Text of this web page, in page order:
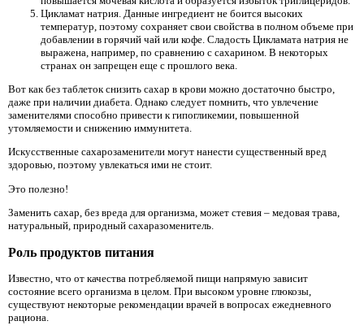
Цикламат натрия. Данные ингредиент не боится высоких
температур, поэтому сохраняет свои свойства в полном объеме при
добавлении в горячий чай или кофе. Сладость Цикламата натрия не
выражена, например, по сравнению с сахарином. В некоторых
странах он запрещен еще с прошлого века.
Вот как без таблеток снизить сахар в крови можно достаточно быстро,
даже при наличии диабета. Однако следует помнить, что увлечение
заменителями способно привести к гипогликемии, повышенной
утомляемости и снижению иммунитета.
Искусственные сахарозаменители могут нанести существенный вред
здоровью, поэтому увлекаться ими не стоит.
Это полезно!
Заменить сахар, без вреда для организма, может стевия – медовая трава,
натуральный, природный сахаразоменитель.
Роль продуктов питания
Известно, что от качества потребляемой пищи напрямую зависит
состояние всего организма в целом. При высоком уровне глюкозы,
существуют некоторые рекомендации врачей в вопросах ежедневного
рациона.